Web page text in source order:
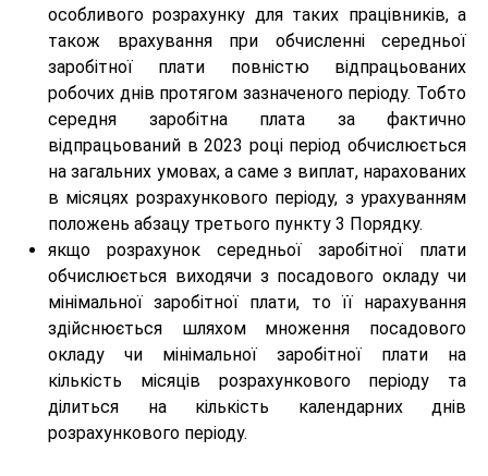
особливого розрахунку для таких працівників, а
також врахування при обчисленні середньої
заробітної плати повністю відпрацьованих
робочих днів протягом зазначеного періоду. Тобто
середня заробітна плата за фактично
відпрацьований в 2023 році період обчислюється
на загальних умовах, а саме з виплат, нарахованих
в місяцях розрахункового періоду, з урахуванням
положень абзацу третього пункту 3 Порядку.
якщо розрахунок середньої заробітної плати
обчислюється виходячи з посадового окладу чи
мінімальної заробітної плати, то її нарахування
здійснюється шляхом множення посадового
окладу чи мінімальної заробітної плати на
кількість місяців розрахункового періоду та
ділиться на кількість календарних днів
розрахункового періоду.